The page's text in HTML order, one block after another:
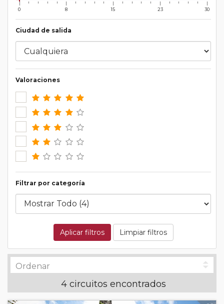
0 8 15 23 30
Ciudad de salida
Valoraciones
Filtrar por categoría
Aplicar filtros Limpiar filtros
4 circuitos encontrados